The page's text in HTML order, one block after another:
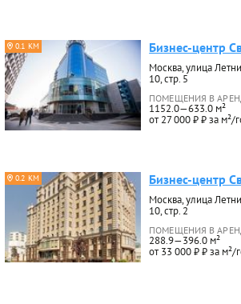
0.1 КМ Бизнес-центр
Москва, улица
10, стр. 5
ПОМЕЩЕНИЯ В
1152.0—633.0 м²
от 27 000 ₽ ₽ за м²/
0.2 КМ Бизнес-центр
Москва, улица
10, стр. 2
ПОМЕЩЕНИЯ В
288.9—396.0 м²
от 33 000 ₽ ₽ за м²/